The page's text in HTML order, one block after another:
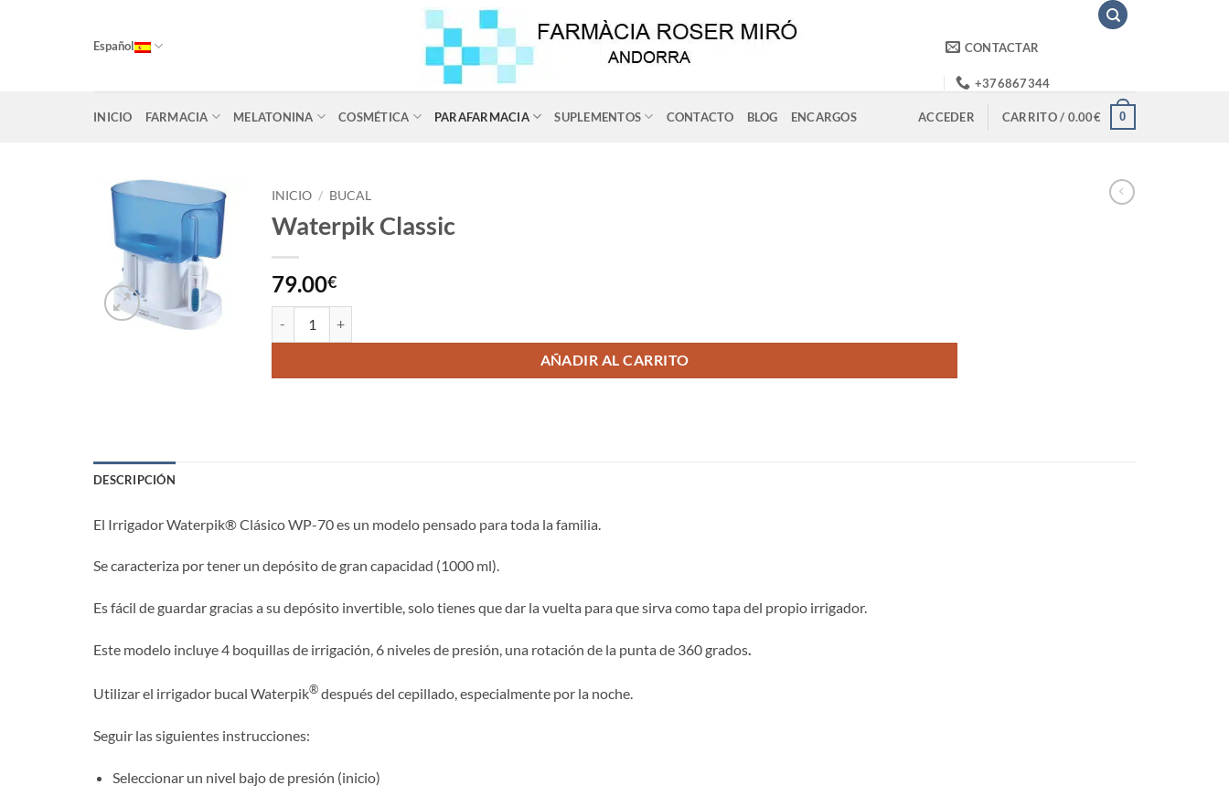
Español CONTACTAR
+376867344
INICIO FARMACIA MELATONINA COSMÉTICA PARAFARMACIA SUPLEMENTOS CONTACTO BLOG ENCARGOS ACCEDER CARRITO / 0.00€ 0
Añadir
a la
lista
de
deseos
INICIO / BUCAL
Waterpik Classic
79.00€
AÑADIR AL CARRITO
DESCRIPCIÓN
El Irrigador Waterpik® Clásico WP-70 es un modelo pensado para toda la familia.
Se caracteriza por tener un depósito de gran capacidad (1000 ml).
Es fácil de guardar gracias a su depósito invertible, solo tienes que dar la vuelta para que sirva como tapa del propio irrigador.
Este modelo incluye 4 boquillas de irrigación, 6 niveles de presión, una rotación de la punta de 360 grados.
Utilizar el irrigador bucal Waterpik®después del cepillado, especialmente por la noche.
Seguir las siguientes instrucciones:
Seleccionar un nivel bajo de presión (inicio)